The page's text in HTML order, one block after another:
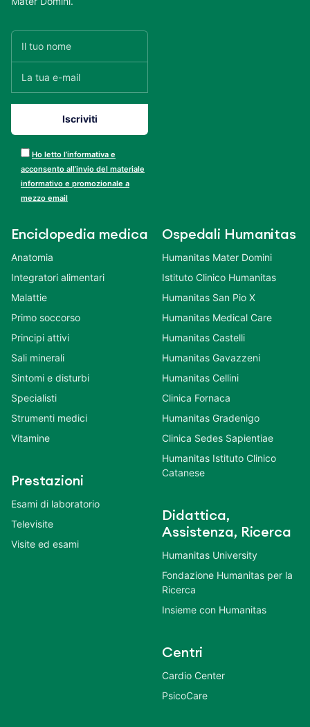
Ho letto l’informativa e
acconsento all’invio del materiale
informativo e promozionale a
mezzo email
Enciclopedia medica
Anatomia
Integratori alimentari
Malattie
Primo soccorso
Principi attivi
Sali minerali
Sintomi e disturbi
Specialisti
Strumenti medici
Vitamine
Prestazioni
Esami di laboratorio
Televisite
Visite ed esami
Ospedali Humanitas
Humanitas Mater Domini
Istituto Clinico Humanitas
Humanitas San Pio X
Humanitas Medical Care
Humanitas Castelli
Humanitas Gavazzeni
Humanitas Cellini
Clinica Fornaca
Humanitas Gradenigo
Clinica Sedes Sapientiae
Humanitas Istituto Clinico
Catanese
Didattica,
Assistenza, Ricerca
Humanitas University
Fondazione Humanitas per la
Ricerca
Insieme con Humanitas
Centri
Cardio Center
PsicoCare